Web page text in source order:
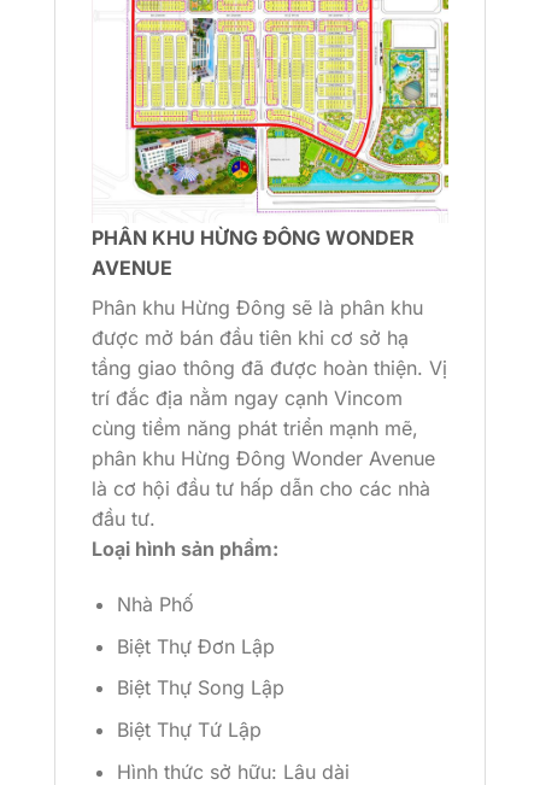
PHÂN KHU HỪNG ĐÔNG WONDER
AVENUE
Phân khu Hừng Đông sẽ là phân khu
được mở bán đầu tiên khi cơ sở hạ
tầng giao thông đã được hoàn thiện. Vị
trí đắc địa nằm ngay cạnh Vincom
cùng tiềm năng phát triển mạnh mẽ,
phân khu Hừng Đông Wonder Avenue
là cơ hội đầu tư hấp dẫn cho các nhà
đầu tư.
Loại hình sản phẩm:
Nhà Phố
Biệt Thự Đơn Lập
Biệt Thự Song Lập
Biệt Thự Tứ Lập
Hình thức sở hữu: Lâu dài